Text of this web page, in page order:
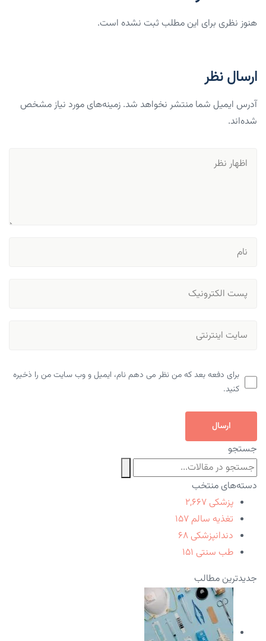
هنوز نظری برای این مطلب ثبت نشده است.
ارسال نظر
آدرس ایمیل شما منتشر نخواهد شد. زمینه‌های مورد نیاز مشخص
شده‌اند.
برای دفعه بعد که من نظر می دهم نام، ایمیل و وب سایت من را ذخیره
کنید.
ارسال
جستجو
دسته‌های منتخب
پزشکی ۲,۶۶۷
تغذیه سالم ۱۵۷
دندانپزشکی ۶۸
طب سنتی ۱۵۱
جدیدترین مطالب